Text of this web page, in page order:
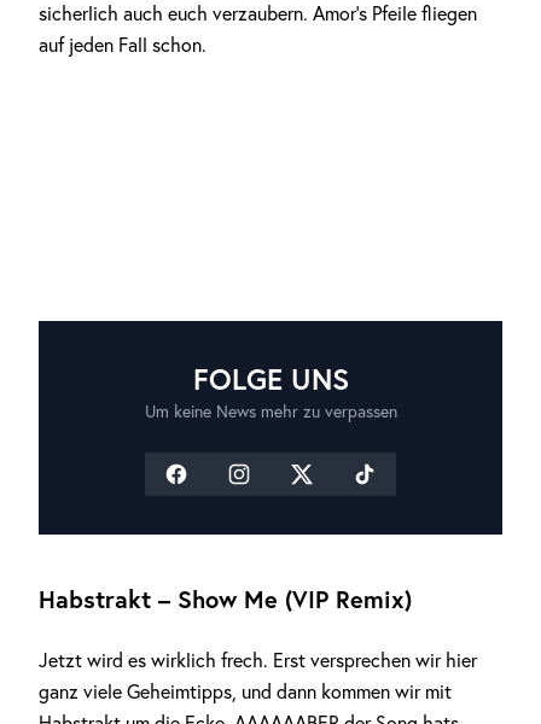
sicherlich auch euch verzaubern. Amor’s Pfeile fliegen
auf jeden Fall schon.
FOLGE UNS
Um keine News mehr zu verpassen
Habstrakt – Show Me (VIP Remix)
Jetzt wird es wirklich frech. Erst versprechen wir hier
ganz viele Geheimtipps, und dann kommen wir mit